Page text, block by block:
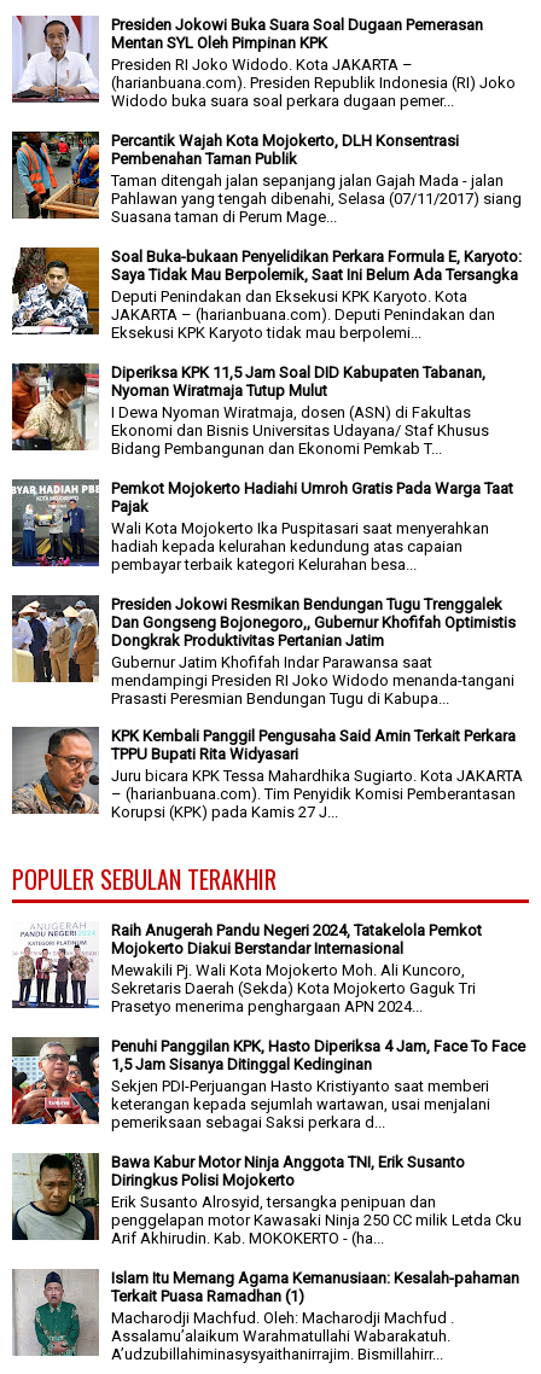
Presiden Jokowi Buka Suara Soal Dugaan Pemerasan
Mentan SYL Oleh Pimpinan KPK
Presiden RI Joko Widodo. Kota JAKARTA –
(harianbuana.com). Presiden Republik Indonesia (RI) Joko
Widodo buka suara soal perkara dugaan pemer...
Percantik Wajah Kota Mojokerto, DLH Konsentrasi
Pembenahan Taman Publik
Taman ditengah jalan sepanjang jalan Gajah Mada - jalan
Pahlawan yang tengah dibenahi, Selasa (07/11/2017) siang
Suasana taman di Perum Mage...
Soal Buka-bukaan Penyelidikan Perkara Formula E, Karyoto:
Saya Tidak Mau Berpolemik, Saat Ini Belum Ada Tersangka
Deputi Penindakan dan Eksekusi KPK Karyoto. Kota
JAKARTA – (harianbuana.com). Deputi Penindakan dan
Eksekusi KPK Karyoto tidak mau berpolemi...
Diperiksa KPK 11,5 Jam Soal DID Kabupaten Tabanan,
Nyoman Wiratmaja Tutup Mulut
I Dewa Nyoman Wiratmaja, dosen (ASN) di Fakultas
Ekonomi dan Bisnis Universitas Udayana/ Staf Khusus
Bidang Pembangunan dan Ekonomi Pemkab T...
Pemkot Mojokerto Hadiahi Umroh Gratis Pada Warga Taat
Pajak
Wali Kota Mojokerto Ika Puspitasari saat menyerahkan
hadiah kepada kelurahan kedundung atas capaian
pembayar terbaik kategori Kelurahan besa...
Presiden Jokowi Resmikan Bendungan Tugu Trenggalek
Dan Gongseng Bojonegoro,, Gubernur Khofifah Optimistis
Dongkrak Produktivitas Pertanian Jatim
Gubernur Jatim Khofifah Indar Parawansa saat
mendampingi Presiden RI Joko Widodo menanda-tangani
Prasasti Peresmian Bendungan Tugu di Kabupa...
KPK Kembali Panggil Pengusaha Said Amin Terkait Perkara
TPPU Bupati Rita Widyasari
Juru bicara KPK Tessa Mahardhika Sugiarto. Kota JAKARTA
– (harianbuana.com). Tim Penyidik Komisi Pemberantasan
Korupsi (KPK) pada Kamis 27 J...
POPULER SEBULAN TERAKHIR
Raih Anugerah Pandu Negeri 2024, Tatakelola Pemkot
Mojokerto Diakui Berstandar Internasional
Mewakili Pj. Wali Kota Mojokerto Moh. Ali Kuncoro,
Sekretaris Daerah (Sekda) Kota Mojokerto Gaguk Tri
Prasetyo menerima penghargaan APN 2024...
Penuhi Panggilan KPK, Hasto Diperiksa 4 Jam, Face To Face
1,5 Jam Sisanya Ditinggal Kedinginan
Sekjen PDI-Perjuangan Hasto Kristiyanto saat memberi
keterangan kepada sejumlah wartawan, usai menjalani
pemeriksaan sebagai Saksi perkara d...
Bawa Kabur Motor Ninja Anggota TNI, Erik Susanto
Diringkus Polisi Mojokerto
Erik Susanto Alrosyid, tersangka penipuan dan
penggelapan motor Kawasaki Ninja 250 CC milik Letda Cku
Arif Akhirudin. Kab. MOKOKERTO - (ha...
Islam Itu Memang Agama Kemanusiaan: Kesalah-pahaman
Terkait Puasa Ramadhan (1)
Macharodji Machfud. Oleh: Macharodji Machfud .
Assalamu’alaikum Warahmatullahi Wabarakatuh.
A’udzubillahiminasysyaithanirrajim. Bismillahirr...